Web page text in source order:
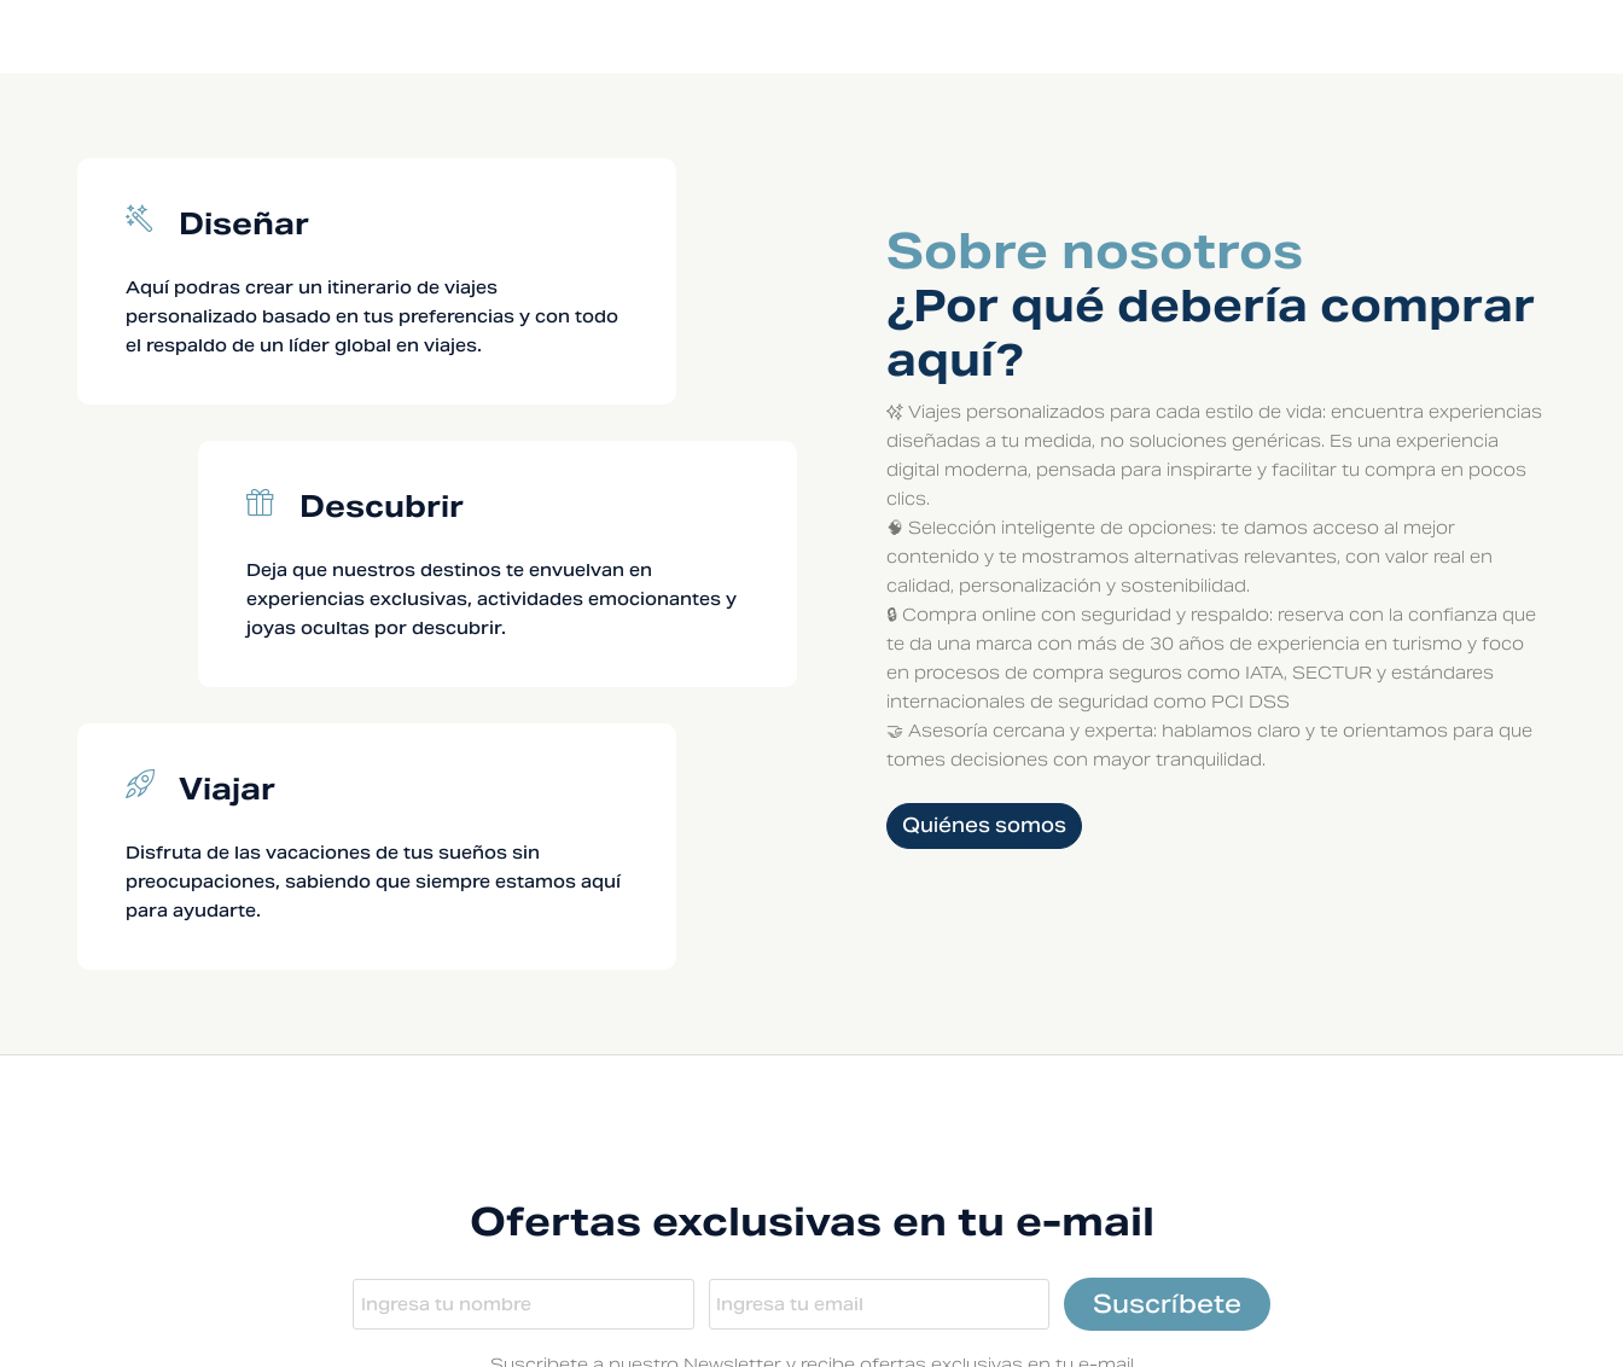
Sobre nosotros
¿Por qué debería comprar
aquí?
✨ Viajes personalizados para cada estilo de vida: encuentra experiencias
diseñadas a tu medida, no soluciones genéricas. Es una experiencia
digital moderna, pensada para inspirarte y facilitar tu compra en pocos
clics.
🧠 Selección inteligente de opciones: te damos acceso al mejor
contenido y te mostramos alternativas relevantes, con valor real en
calidad, personalización y sostenibilidad.
🔒 Compra online con seguridad y respaldo: reserva con la confianza que
te da una marca con más de 30 años de experiencia en turismo y foco
en procesos de compra seguros como IATA, SECTUR y estándares
internacionales de seguridad como PCI DSS
🤝 Asesoría cercana y experta: hablamos claro y te orientamos para que
tomes decisiones con mayor tranquilidad.
Quiénes somos
Diseñar
Aquí podras crear un itinerario de viajes
personalizado basado en tus preferencias y con todo
el respaldo de un líder global en viajes.
Descubrir
Deja que nuestros destinos te envuelvan en
experiencias exclusivas, actividades emocionantes y
joyas ocultas por descubrir.
Viajar
Disfruta de las vacaciones de tus sueños sin
preocupaciones, sabiendo que siempre estamos aquí
para ayudarte.
Ofertas exclusivas en tu e-mail